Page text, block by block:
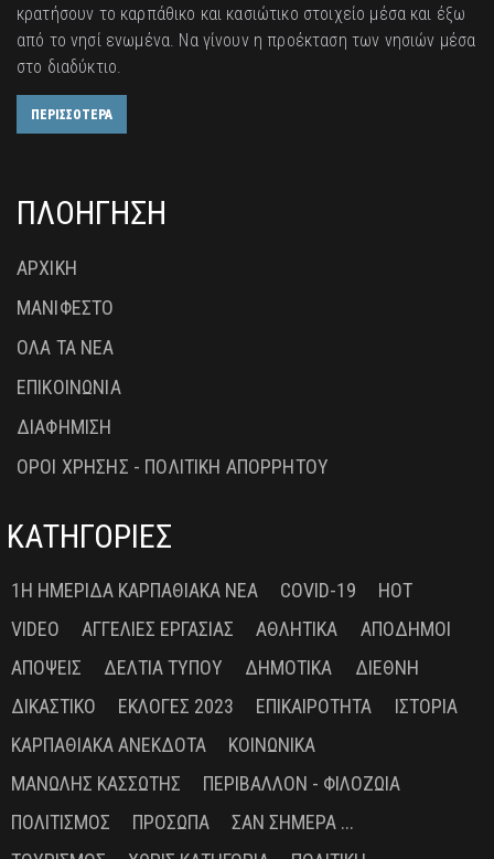
κρατήσουν το καρπάθικο και κασιώτικο στοιχείο μέσα και έξω
από το νησί ενωμένα. Να γίνουν η προέκταση των νησιών μέσα
στο διαδύκτιο.
ΠΕΡΙΣΣΟΤΕΡΑ
ΠΛΟΗΓΗΣΗ
ΑΡΧΙΚΗ
ΜΑΝΙΦΕΣΤΟ
ΟΛΑ ΤΑ ΝΕΑ
ΕΠΙΚΟΙΝΩΝΙΑ
ΔΙΑΦΗΜΙΣΗ
ΟΡΟΙ ΧΡΗΣΗΣ - ΠΟΛΙΤΙΚΗ ΑΠΟΡΡΗΤΟΥ
ΚΑΤΗΓΟΡΙΕΣ
1Η ΗΜΕΡΊΔΑ ΚΑΡΠΑΘΙΑΚΆ ΝΈΑ COVID-19
HOT
VIDEO
ΑΓΓΕΛΊΕΣ ΕΡΓΑΣΊΑΣ ΑΘΛΗΤΙΚΆ
ΑΠΌΔΗΜΟΙ
ΑΠΌΨΕΙΣ
ΔΕΛΤΊΑ ΤΎΠΟΥ ΔΗΜΟΤΙΚΆ
ΔΙΕΘΝΉ
ΔΙΚΑΣΤΙΚΌ
ΕΚΛΟΓΈΣ 2023 ΕΠΙΚΑΙΡΌΤΗΤΑ
ΙΣΤΟΡΊΑ
ΚΑΡΠΑΘΙΑΚΆ ΑΝΈΚΔΟΤΑ
ΚΟΙΝΩΝΙΚΆ
ΜΑΝΏΛΗΣ ΚΑΣΣΏΤΗΣ
ΠΕΡΙΒΆΛΛΟΝ - ΦΙΛΟΖΩΊΑ
ΠΟΛΙΤΙΣΜΌΣ
ΠΡΌΣΩΠΑ
ΣΑΝ ΣΉΜΕΡΑ ...